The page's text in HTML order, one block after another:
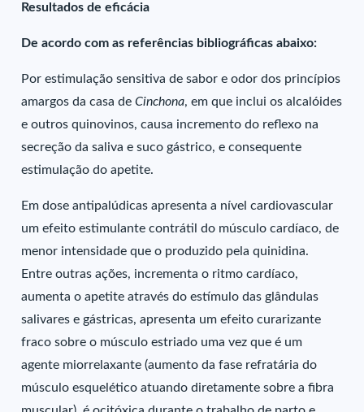
Resultados de eficácia
De acordo com as referências bibliográficas abaixo:
Por estimulação sensitiva de sabor e odor dos princípios
amargos da casa deCinchona, em que inclui os alcalóides
e outros quinovinos, causa incremento do reflexo na
secreção da saliva e suco gástrico, e consequente
estimulação do apetite.
Em dose antipalúdicas apresenta a nível cardiovascular
um efeito estimulante contrátil do músculo cardíaco, de
menor intensidade que o produzido pela quinidina.
Entre outras ações, incrementa o ritmo cardíaco,
aumenta o apetite através do estímulo das glândulas
salivares e gástricas, apresenta um efeito curarizante
fraco sobre o músculo estriado uma vez que é um
agente miorrelaxante (aumento da fase refratária do
músculo esquelético atuando diretamente sobre a fibra